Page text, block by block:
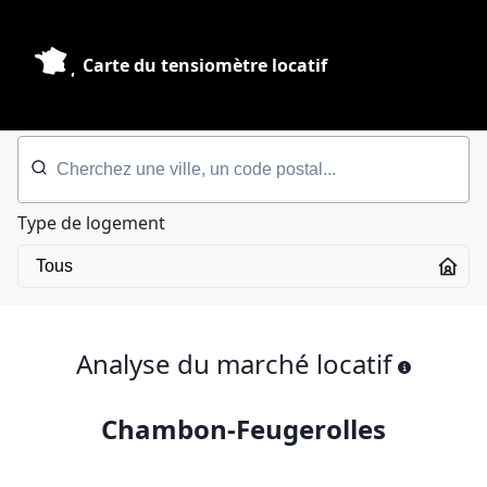
Carte du tensiomètre locatif
Type de logement
Analyse du marché locatif
Chambon-Feugerolles